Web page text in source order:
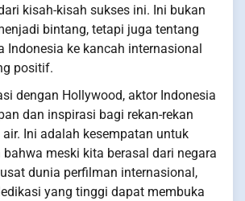
kisah-kisah sukses ini. Ini bukan
bintang, tetapi juga tentang
Indonesia ke kancah internasional
positif.
dengan Hollywood, aktor Indonesia
dan inspirasi bagi rekan-rekan
Ini adalah kesempatan untuk
meski kita berasal dari negara
dunia perfilman internasional,
yang tinggi dapat membuka